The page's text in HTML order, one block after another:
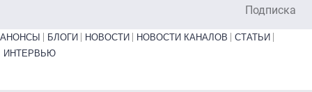
Подписка
Primary links bottom
АНОНСЫ БЛОГИ НОВОСТИ НОВОСТИ КАНАЛОВ
СТАТЬИ
ИНТЕРВЬЮ